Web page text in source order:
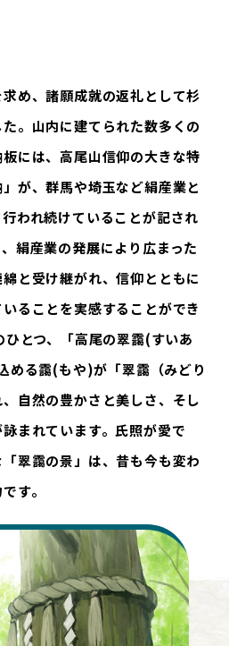
め、諸願成就の返礼として杉
。山内に建てられた数多くの
には、高尾山信仰の大きな特
が、群馬や埼玉など絹産業と
われ続けていることが記され
絹産業の発展により広まった
と受け継がれ、信仰とともに
ることを実感することができ
とつ、「高尾の翠靄(すいあ
める靄(もや)が「翠靄（みどり
自然の豊かさと美しさ、そし
まれています。氏照が愛で
翠靄の景」は、昔も今も変わ
す。